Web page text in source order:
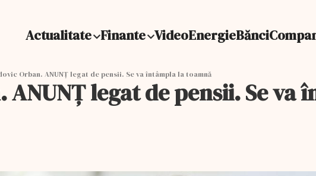
Actualitate Finante VideoEnergieBănci
Orban. ANUNȚ legat de pensii. Se va întâmpla la toamnă
ANUNȚ legat de pensii. Se va